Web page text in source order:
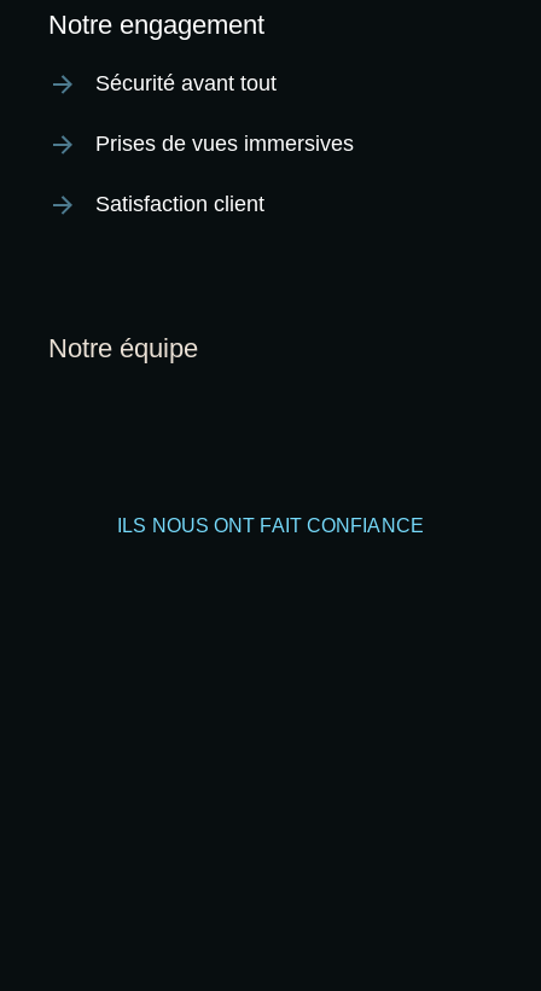
Notre engagement
Sécurité avant tout
Prises de vues immersives
Satisfaction client
Notre équipe
ILS NOUS ONT FAIT CONFIANCE